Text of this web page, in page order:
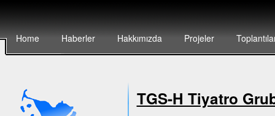
Home Haberler Hakkımızda Projeler
TGS-H Tiyatro